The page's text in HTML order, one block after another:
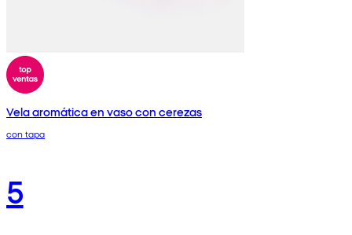
Vela aromática en vaso con cerezas
con tapa
5